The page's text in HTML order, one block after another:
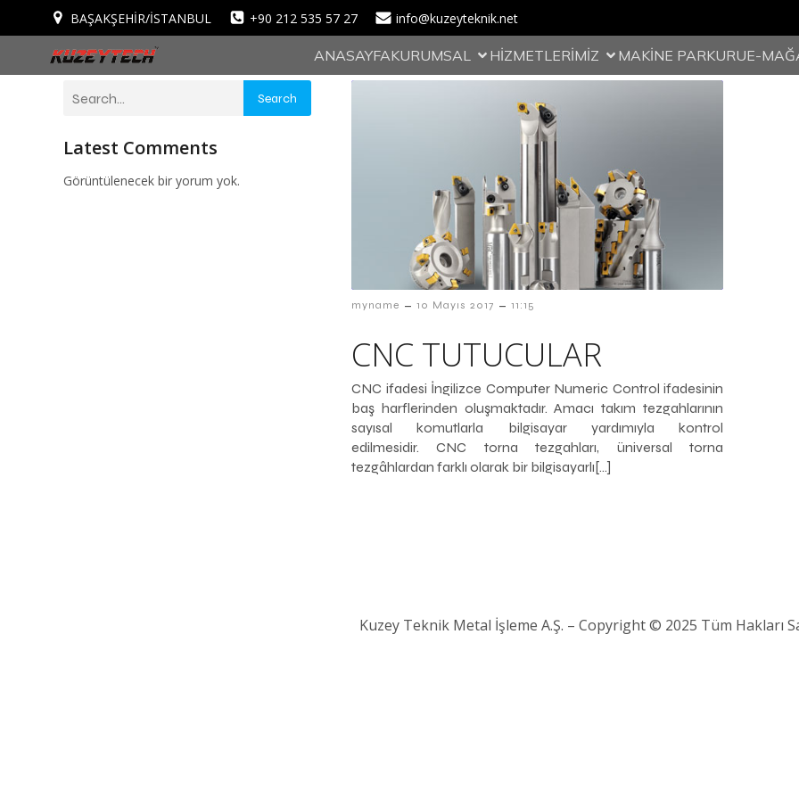
BAŞAKŞEHİR/İSTANBUL +90 212 535 57 27 info@kuzeyteknik.net
ANASAYFAKURUMSAL HİZMETLERİMİZ MAKİNE PARKURUE-
Search
Latest Comments
Görüntülenecek bir yorum yok.
myname – 10 Mayıs 2017 – 11:15
CNC TUTUCULAR
CNC ifadesi İngilizce Computer Numeric Control ifadesinin
baş harflerinden oluşmaktadır. Amacı takım tezgahlarının
sayısal komutlarla bilgisayar yardımıyla kontrol
edilmesidir. CNC torna tezgahları, üniversal torna
tezgâhlardan farklı olarak bir bilgisayarlı[…]
Kuzey Teknik Metal İşleme A.Ş. – Copyright © 2025 Tüm Hakları